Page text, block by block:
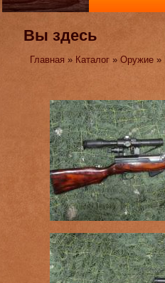
Вы здесь
Главная » Каталог »Оружие »